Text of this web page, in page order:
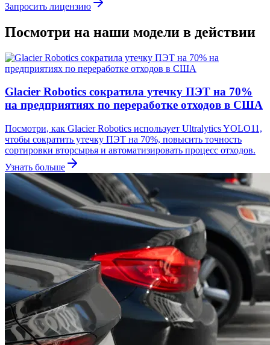
Запросить лицензию
Посмотри на наши модели в действии
Glacier Robotics сократила утечку ПЭТ на 70%
на предприятиях по переработке отходов в США
Посмотри, как Glacier Robotics использует Ultralytics YOLO11,
чтобы сократить утечку ПЭТ на 70%, повысить точность
сортировки вторсырья и автоматизировать процесс отходов.
Узнать больше